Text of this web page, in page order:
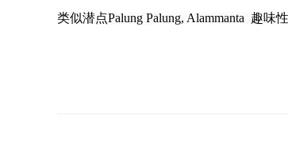
类似潜点Palung Palung, Alammanta 趣